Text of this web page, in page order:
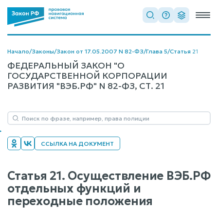
Начало/Законы/Закон от 17.05.2007 N 82-ФЗ/Глава 5/Статья 21
ФЕДЕРАЛЬНЫЙ ЗАКОН "О
ГОСУДАРСТВЕННОЙ КОРПОРАЦИИ
РАЗВИТИЯ "ВЭБ.РФ" N 82-ФЗ, СТ. 21
ССЫЛКА НА ДОКУМЕНТ
Статья 21. Осуществление ВЭБ.РФ
отдельных функций и
переходные положения